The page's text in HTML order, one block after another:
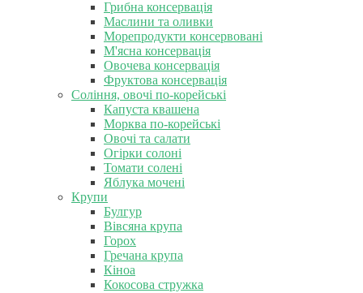
Грибна консервація
Маслини та оливки
Морепродукти консервовані
М'ясна консервація
Овочева консервація
Фруктова консервація
Соління, овочі по-корейські
Капуста квашена
Морква по-корейські
Овочі та салати
Огірки солоні
Томати солені
Яблука мочені
Крупи
Булгур
Вівсяна крупа
Горох
Гречана крупа
Кіноа
Кокосова стружка